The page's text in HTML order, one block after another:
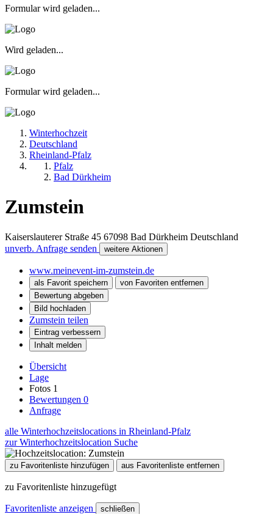
Formular wird geladen...
Wird geladen...
Formular wird geladen...
Winterhochzeit
Deutschland
Rheinland-Pfalz
Pfalz
Bad Dürkheim
Zumstein
Kaiserslauterer Straße 45 67098 Bad Dürkheim Deutschland
unverb. Anfrage senden
weitere Aktionen
www.meinevent-im-zumstein.de
als Favorit speichern
von Favoriten entfernen
Bewertung abgeben
Bild hochladen
Zumstein teilen
Eintrag verbessern
Inhalt melden
Übersicht
Lage
Fotos 1
Bewertungen 0
Anfrage
alle Winterhochzeitslocations in Rheinland-Pfalz
zur Winterhochzeitslocation Suche
zu Favoritenliste hinzufügen aus Favoritenliste entfernen
zu Favoritenliste hinzugefügt
Favoritenliste anzeigen schließen